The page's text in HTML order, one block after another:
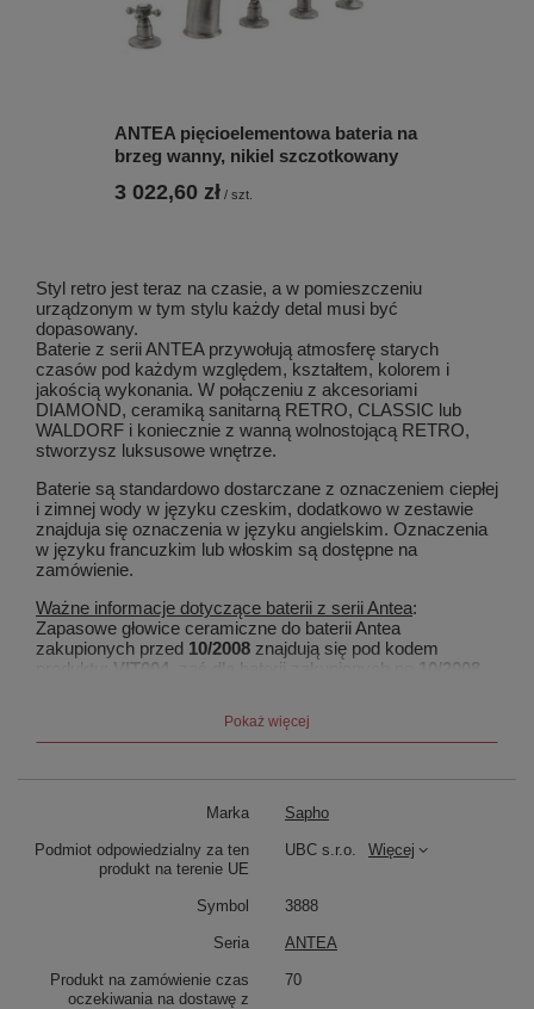
ANTEA pięcioelementowa bateria na
brzeg wanny, nikiel szczotkowany
3 022,60 zł / szt.
Styl retro jest teraz na czasie, a w pomieszczeniu
urządzonym w tym stylu każdy detal musi być
dopasowany.
Baterie z serii ANTEA przywołują atmosferę starych
czasów pod każdym względem, kształtem, kolorem i
jakością wykonania. W połączeniu z akcesoriami
DIAMOND, ceramiką sanitarną RETRO, CLASSIC lub
WALDORF i koniecznie z wanną wolnostojącą RETRO,
stworzysz luksusowe wnętrze.
Baterie są standardowo dostarczane z oznaczeniem ciepłej
i zimnej wody w języku czeskim, dodatkowo w zestawie
znajduja się oznaczenia w języku angielskim. Oznaczenia
w języku francuzkim lub włoskim są dostępne na
zamówienie.
Ważne informacje dotyczące baterii z serii Antea:
Zapasowe głowice ceramiczne do baterii Antea
zakupionych przed 10/2008 znajdują się pod kodem
produktu: VIT004 , zaś dla baterii zakupionych po
10/2008
Pokaż więcej
Marka Sapho
Podmiot odpowiedzialny za ten
produkt na terenie UE
UBC s.r.o. Więcej
Symbol 3888
Seria ANTEA
Produkt na zamówienie czas
oczekiwania na dostawę z
70